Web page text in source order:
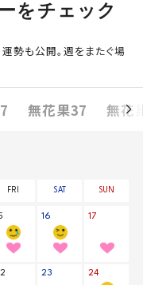
をチェック
勢も公開。週をまたぐ場
無花果37 無花